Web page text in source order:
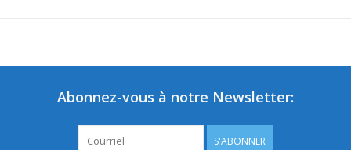
Abonnez-vous à notre Newsletter:
S'ABONNER